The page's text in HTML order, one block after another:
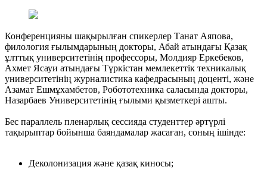
Конференцияны шақырылған спикерлер Танат Аяпова,
филология ғылымдарының докторы, Абай атындағы Қазақ
ұлттық университетінің профессоры, Молдияр Еркебеков,
Ахмет Ясауи атындағы Түркістан мемлекеттік техникалық
университетінің журналистика кафедрасының доценті, және
Азамат Ешмұхамбетов, Робототехника саласында докторы,
Назарбаев Университетінің ғылыми қызметкері ашты.
Бес параллель пленарлық сессияда студенттер әртүрлі
тақырыптар бойынша баяндамалар жасаған, соның ішінде:
Деколонизация және қазақ киносы;